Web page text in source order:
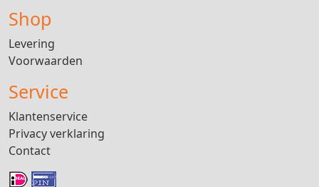
Shop
Levering
Voorwaarden
Service
Klantenservice
Privacy verklaring
Contact